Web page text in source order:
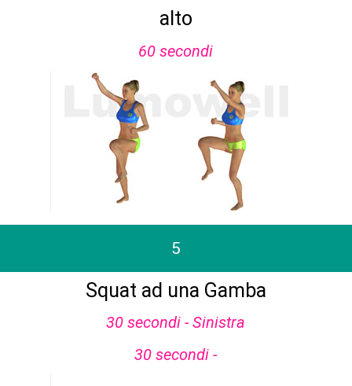
alto
60 secondi
5
Squat ad una Gamba
30 secondi - Sinistra
30 secondi -